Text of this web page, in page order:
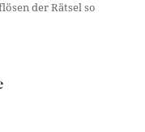
der Rätsel so